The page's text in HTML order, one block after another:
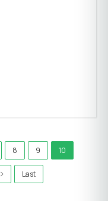
8 9 10
Last